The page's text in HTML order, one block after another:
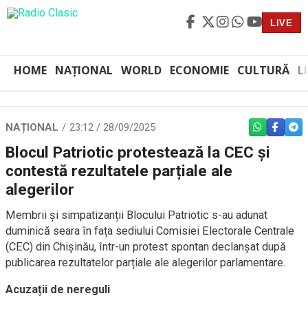
LIVE
HOME NAȚIONAL WORLD ECONOMIE CULTURĂ
NAȚIONAL 23:12 / 28/09/2025 WHATSAPP
Blocul Patriotic protestează la CEC și
contestă rezultatele parțiale ale
alegerilor
Membrii și simpatizanții Blocului Patriotic s-au adunat
duminică seara în fața sediului Comisiei Electorale Centrale
(CEC) din Chișinău, într-un protest spontan declanșat după
publicarea rezultatelor parțiale ale alegerilor parlamentare.
Acuzații de nereguli